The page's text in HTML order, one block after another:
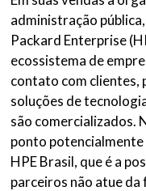
administração
Packard Enterprise
ecossistema de
contato com clientes,
soluções de
são comercializados.
ponto potencialmente
HPE Brasil, que é a
parceiros não atue